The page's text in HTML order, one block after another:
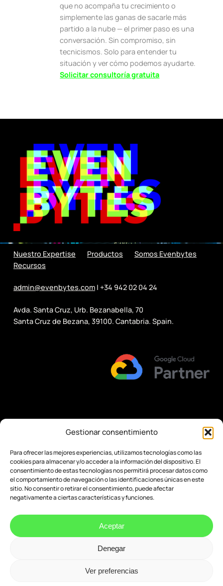
Gestionar consentimiento
Para ofrecer las mejores experiencias, utilizamos tecnologías como las
cookies para almacenar y/o acceder a la información del dispositivo. El
consentimiento de estas tecnologías nos permitirá procesar datos como
el comportamiento de navegación o las identificaciones únicas en este
sitio. No consentir o retirar el consentimiento, puede afectar
negativamente a ciertas características y funciones.
Aceptar
Denegar
Ver preferencias
que no acompaña tu crecimiento o
simplemente las ganas de sacarle más
partido a la nube — el primer paso es una
conversación. Sin compromiso, sin
tecnicismos. Solo para entender tu
situación y ver cómo podemos ayudarte.
Solicitar consultoría gratuita
Nuestro Expertise Productos
Somos Evenbytes
Recursos
admin@evenbytes.com| +34 942 02 04 24
Avda. Santa Cruz, Urb. Bezanabella, 70
Santa Cruz de Bezana, 39100. Cantabria. Spain.
Política de seguridad de la información
Política de cookies